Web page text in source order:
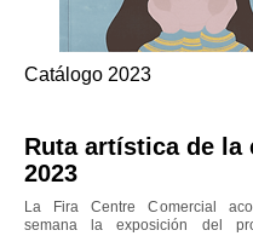
Catálogo 2023
Ruta artística de la
2023
La Fira Centre Comercial
semana la exposición del